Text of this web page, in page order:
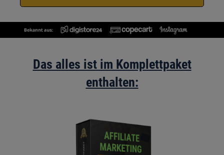
Das alles ist im Komplettpaket
enthalten: